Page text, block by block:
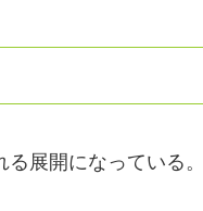
展開になっている。